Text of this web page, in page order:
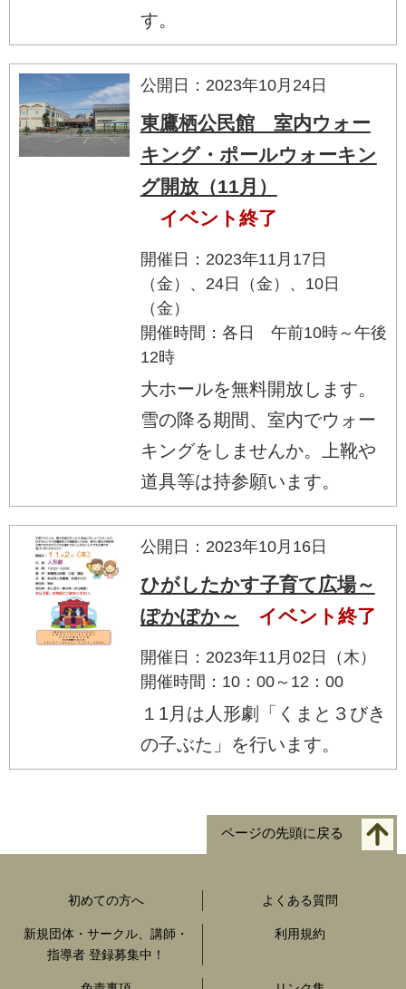
す。
公開日：2023年10月24日
東鷹栖公民館 室内ウォー
キング・ポールウォーキン
グ開放（11月）
イベント終了
開催日：2023年11月17日
（金）、24日（金）、10日
（金）
開催時間：各日 午前10時～午後
12時
大ホールを無料開放します。
雪の降る期間、室内でウォー
キングをしませんか。上靴や
道具等は持参願います。
公開日：2023年10月16日
ひがしたかす子育て広場～
ぽかぽか～
イベント終了
開催日：2023年11月02日（木）
開催時間：10：00～12：00
１1月は人形劇「くまと３びき
の子ぶた」を行います。
ページの先頭に戻る
初めての方へ よくある質問
新規団体・サークル、講師・
指導者 登録募集中！
利用規約